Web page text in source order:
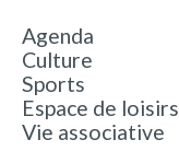
Agenda
Culture
Sports
Espace de loisirs
Vie associative